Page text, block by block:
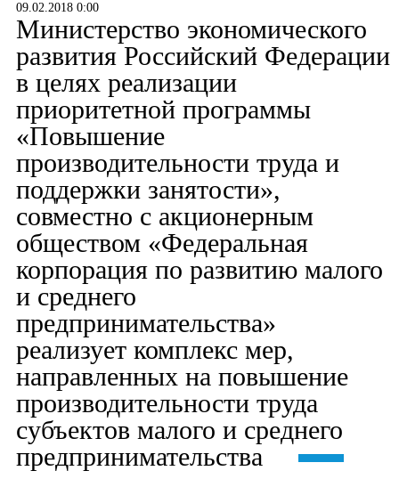
09.02.2018 0:00
Министерство экономического
развития Российский Федерации
в целях реализации
приоритетной программы
«Повышение
производительности труда и
поддержки занятости»,
совместно с акционерным
обществом «Федеральная
корпорация по развитию малого
и среднего
предпринимательства»
реализует комплекс мер,
направленных на повышение
производительности труда
субъектов малого и среднего
предпринимательства